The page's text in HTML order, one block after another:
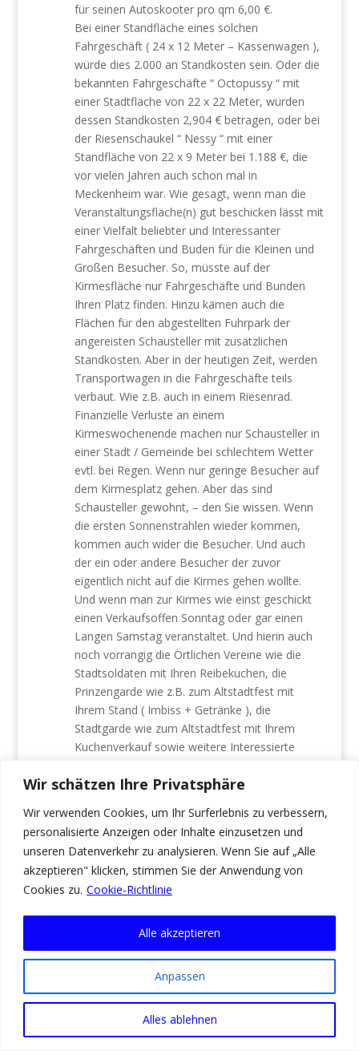
Wir schätzen Ihre Privatsphäre
Wir verwenden Cookies, um Ihr Surferlebnis zu verbessern,
personalisierte Anzeigen oder Inhalte einzusetzen und
unseren Datenverkehr zu analysieren. Wenn Sie auf „Alle
akzeptieren" klicken, stimmen Sie der Anwendung von
Cookies zu. Cookie-Richtlinie
Anpassen
Alles ablehnen
Alle akzeptieren
für seinen Autoskooter pro qm 6,00 €.
Bei einer Standfläche eines solchen
Fahrgeschäft ( 24 x 12 Meter – Kassenwagen ),
würde dies 2.000 an Standkosten sein. Oder die
bekannten Fahrgeschäfte “ Octopussy “ mit
einer Stadtfläche von 22 x 22 Meter, würden
dessen Standkosten 2,904 € betragen, oder bei
der Riesenschaukel “ Nessy “ mit einer
Standfläche von 22 x 9 Meter bei 1.188 €, die
vor vielen Jahren auch schon mal in
Meckenheim war. Wie gesagt, wenn man die
Veranstaltungsfläche(n) gut beschicken lässt mit
einer Vielfalt beliebter und Interessanter
Fahrgeschäften und Buden für die Kleinen und
Großen Besucher. So, müsste auf der
Kirmesfläche nur Fahrgeschäfte und Bunden
Ihren Platz finden. Hinzu kämen auch die
Flächen für den abgestellten Fuhrpark der
angereisten Schausteller mit zusätzlichen
Standkosten. Aber in der heutigen Zeit, werden
Transportwagen in die Fahrgeschäfte teils
verbaut. Wie z.B. auch in einem Riesenrad.
Finanzielle Verluste an einem
Kirmeswochenende machen nur Schausteller in
einer Stadt / Gemeinde bei schlechtem Wetter
evtl. bei Regen. Wenn nur geringe Besucher auf
dem Kirmesplatz gehen. Aber das sind
Schausteller gewohnt, – den Sie wissen. Wenn
die ersten Sonnenstrahlen wieder kommen,
kommen auch wider die Besucher. Und auch
der ein oder andere Besucher der zuvor
eigentlich nicht auf die Kirmes gehen wollte.
Und wenn man zur Kirmes wie einst geschickt
einen Verkaufsoffen Sonntag oder gar einen
Langen Samstag veranstaltet. Und hierin auch
noch vorrangig die Örtlichen Vereine wie die
Stadtsoldaten mit Ihren Reibekuchen, die
Prinzengarde wie z.B. zum Altstadtfest mit
Ihrem Stand ( Imbiss + Getränke ), die
Stadtgarde wie zum Altstadtfest mit Ihrem
Kuchenverkauf sowie weitere Interessierte
Wochenmarkt – Metzger Sandführer mit seinem
einbeziehen würde. Lockt dies auch den ein
oder anderen Besucher aus den umliegenden
Orten ein. Und durch die Einkäufe in den
Geschäften käme hinzu auch was hinzu noch
ins Stadtsäckel.
Johanneskirmes für Kleine und Große Besucher
, hierin insbesondere mit Attraktiven, Bekannten
und auch mit evtl. noch nicht dagewesenen
Fahrgeschäften und Buden zusammen mit
Interessierten Ortsansässigen Vereinen planen,
organisieren, und durchführen würde und